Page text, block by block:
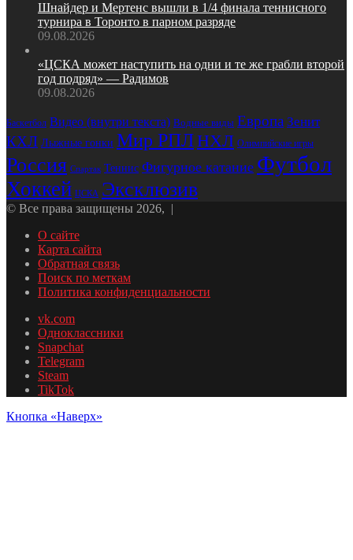
Шнайдер и Мертенс вышли в 1/4 финала теннисного
турнира в Торонто в парном разряде
09.08.2026
«ЦСКА может наступить на одни и те же грабли второй
год подряд» — Радимов
09.08.2026
Баскетбол Видео (внутри текста) Водные виды Европа Зенит
КХЛ Лыжные гонки Мир РПЛНХЛ Олимпийские игры
Россия Спартак Теннис Фигурное катание Футбол
Хоккей ЦСКА Эксклюзив
© Все права защищены 2026, |
О сайте
Карта сайта
Обратная связь
Поиск по меткам
Политика конфиденциальности
vk.com
Одноклассники
Snapchat
Telegram
Steam
TikTok
Кнопка «Наверх»